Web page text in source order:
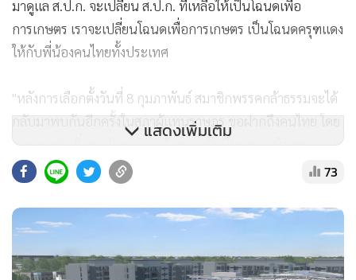
มาดูแล ส.ป.ก. จะเปลี่ยน ส.ป.ก. ที่เหลือให้เป็นโฉนดเพื่อ
การเกษตร เราจะเปลี่ยนโฉนดเพื่อการเกษตร เป็นโฉนดครุฑแดง
ให้กับพี่น้องคนไทยทั้งประเทศ
"หลังการเลือกตั้งวันที่ 8 กุมภาพันธ์ สมาชิกพรรคกล้าธรรมจะได้
กลับมาพบกันอีกครั้งในสภาผู้แทนราษฎร ขอฝากถึงคนไทย โดย
เฉพาะอย่างยิ่งสมาชิกพรรคกล้าธรรม วันนี้ผมธรรมนัส พรหมเผ่า
ตนพร้อมทำตามที่ท่านต้องการให้ผมมาเป็นผู้นำของพวกท่านใน
แทนราษฎรให้เยอะที่สุด เพื่อคนไทยทั้งแผ่นดิน และผมจะไม่
ทำให้พวกท่านผิดหวัง เราไปด้วยกัน เราจะไม่ยอมปล่อยให้พวก
ท่านอยู่ข้างหลังโดยลำพัง”
แสดงเพิ่มเติม
73